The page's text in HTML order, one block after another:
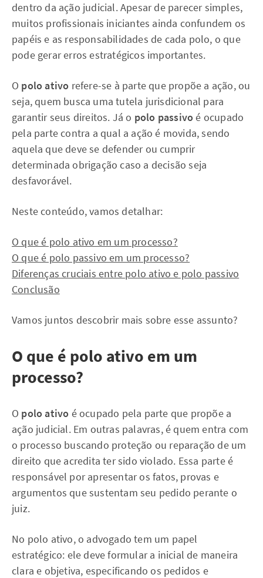
dentro da ação judicial. Apesar de parecer simples,
muitos profissionais iniciantes ainda confundem os
papéis e as responsabilidades de cada polo, o que
pode gerar erros estratégicos importantes.
O polo ativo refere-se à parte que propõe a ação, ou
seja, quem busca uma tutela jurisdicional para
garantir seus direitos. Já o polo passivo é ocupado
pela parte contra a qual a ação é movida, sendo
aquela que deve se defender ou cumprir
determinada obrigação caso a decisão seja
desfavorável.
Neste conteúdo, vamos detalhar:
O que é polo ativo em um processo?
O que é polo passivo em um processo?
Diferenças cruciais entre polo ativo e polo passivo
Conclusão
Vamos juntos descobrir mais sobre esse assunto?
O que é polo ativo em um
processo?
O polo ativo é ocupado pela parte que propõe a
ação judicial. Em outras palavras, é quem entra com
o processo buscando proteção ou reparação de um
direito que acredita ter sido violado. Essa parte é
responsável por apresentar os fatos, provas e
argumentos que sustentam seu pedido perante o
juiz.
No polo ativo, o advogado tem um papel
estratégico: ele deve formular a inicial de maneira
clara e objetiva, especificando os pedidos e